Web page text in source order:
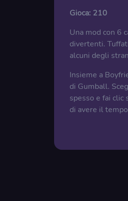
Gioca: 210
Una mod con 6
divertenti.
alcuni degli
Insieme a
di Gumball.
spesso e fai
di avere il